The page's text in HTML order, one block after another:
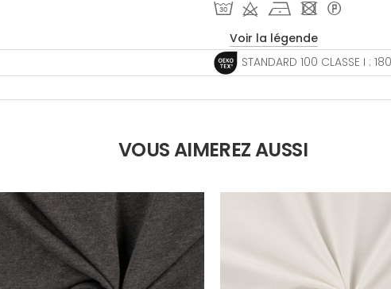
T d h - *
Voir la légende
STANDARD 100 CLASSE I :
VOUS AIMEREZ AUSSI